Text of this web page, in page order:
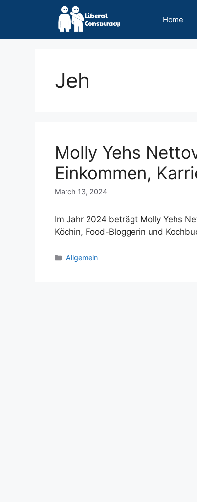
Home
Jeh
Molly Yehs
Einkommen,
March 13, 2024
Im Jahr 2024 beträgt Molly Yehs
Köchin, Food-Bloggerin und
Categories
Allgemein